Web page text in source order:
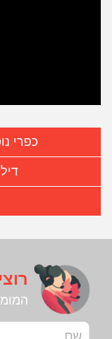
כפרי